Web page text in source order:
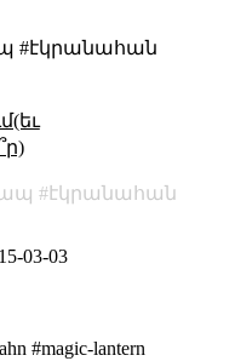
#էկրանահան
էկրանահան
03-03
#magic-lantern